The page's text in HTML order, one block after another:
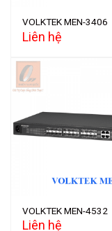
VOLKTEK MEN-3406
Liên hệ
VOLKTEK MEN-4532
Liên hệ